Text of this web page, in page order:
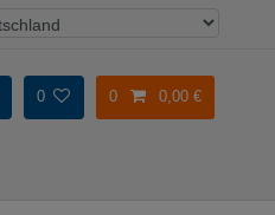
0 0 0,00 €